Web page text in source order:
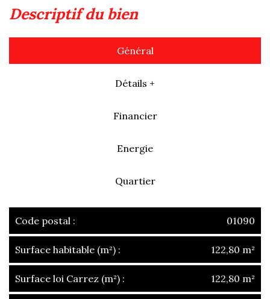
descriptif du bien
Général
Détails +
Financier
Energie
Quartier
Code postal : 01090
Surface habitable (m²) : 122,80 m²
Surface loi Carrez (m²) : 122,80 m²